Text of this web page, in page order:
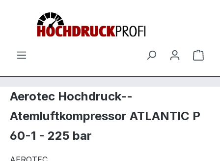
Zum Hauptinhalt springen
Aerotec Hochdruck--
Atemluftkompressor ATLANTIC P
60-1 - 225 bar